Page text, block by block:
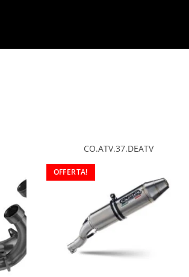
CO.ATV.37.DEATV
OFFERTA!